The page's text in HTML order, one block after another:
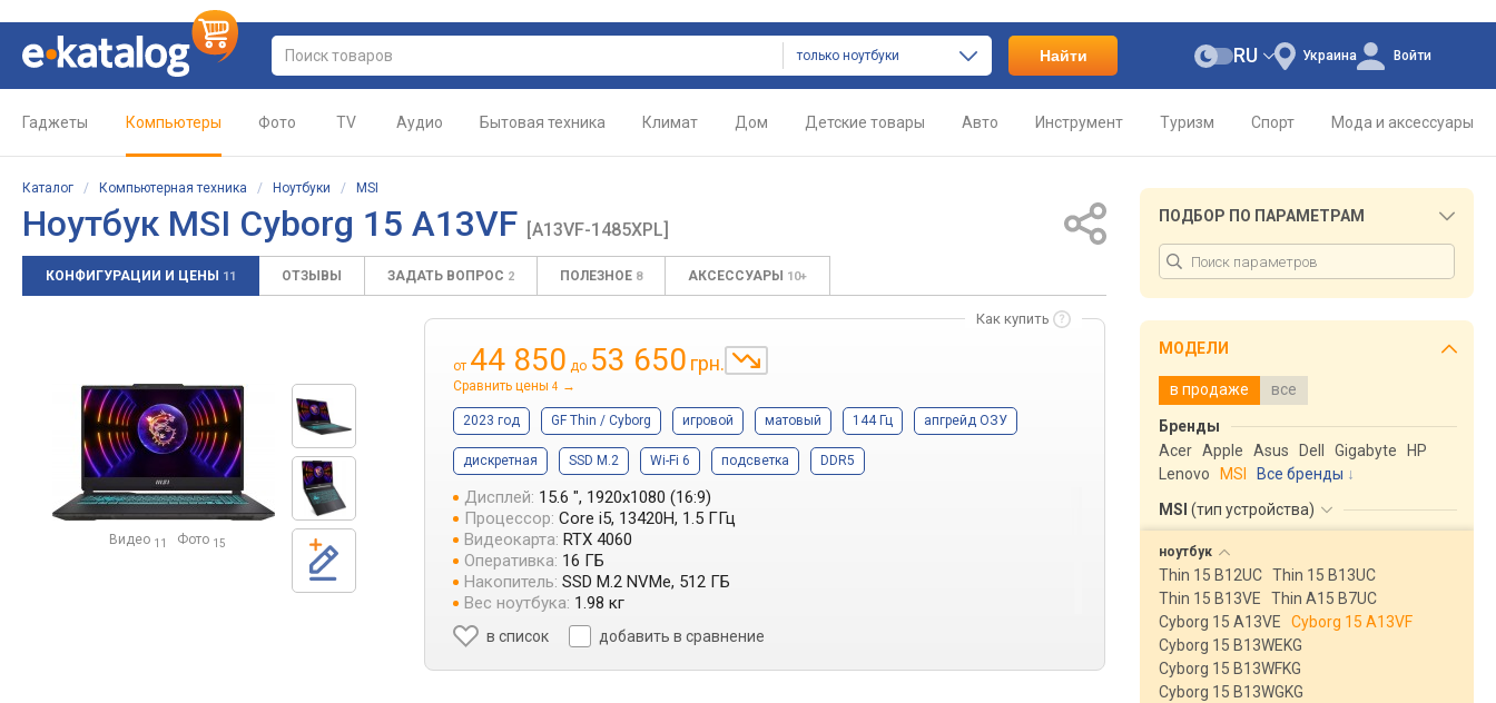
только ноутбуки Найти Украина
RU Войти
Гаджеты Компьютеры Фото TV Аудио Бытовая техника Климат Дом Детские товары Авто Инструмент Туризм Спорт Мода и аксессуары
Каталог / Компьютерная техника / Ноутбуки / MSI
Ноутбук MSI Cyborg 15 A13VF [A13VF-1485XPL]
КОНФИГУРАЦИИ И ЦЕНЫ 11 ОТЗЫВЫ ЗАДАТЬ ВОПРОС 2 ПОЛЕЗНОЕ 8 АКСЕССУАРЫ 10+
Видео 11 Фото 15
Как купить
от 44 850 до 53 650 грн.
Сравнить цены 4 →
2023 год GF Thin / Cyborg игровой матовый 144 Гц апгрейд ОЗУ
дискретная SSD M.2 Wi-Fi 6 подсветка DDR5
Дисплей: 15.6 ", 1920x1080 (16:9)
Процессор: Core i5, 13420H, 1.5 ГГц
Видеокарта: RTX 4060
Оперативка: 16 ГБ
Накопитель: SSD M.2 NVMe, 512 ГБ
Вес ноутбука: 1.98 кг
в список добавить в сравнение
ПОДБОР ПО ПАРАМЕТРАМ
МОДЕЛИ
в продаже все
Бренды
Acer Apple Asus Dell Gigabyte
HP
Lenovo
MSI
Все бренды
MSI (тип устройства)
ноутбук
Thin 15 B12UC Thin 15 B13UC
Thin 15 B13VE
Thin A15 B7UC
Cyborg 15 A13VE
Cyborg 15 A13VF
Cyborg 15 B13WEKG
Cyborg 15 B13WFKG
Cyborg 15 B13WGKG